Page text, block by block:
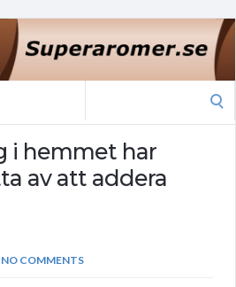
i hemmet har
av att addera
NO COMMENTS